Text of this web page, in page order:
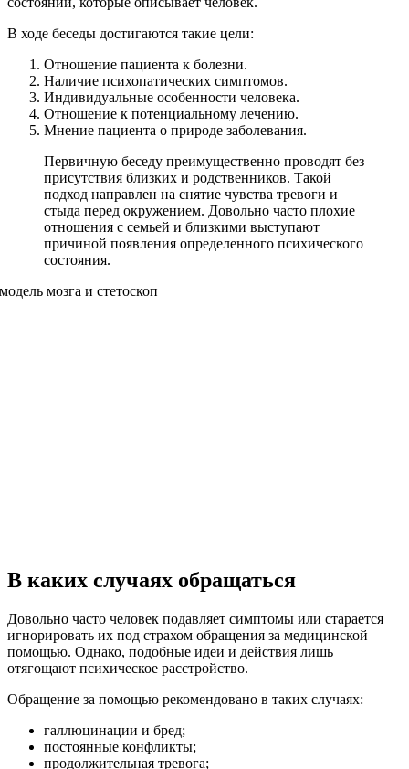
В ходе беседы достигаются такие цели:
Отношение пациента к болезни.
Наличие психопатических симптомов.
Индивидуальные особенности человека.
Отношение к потенциальному лечению.
Мнение пациента о природе заболевания.
Первичную беседу преимущественно проводят без
присутствия близких и родственников. Такой
подход направлен на снятие чувства тревоги и
стыда перед окружением. Довольно часто плохие
отношения с семьей и близкими выступают
причиной появления определенного психического
состояния.
В каких случаях обращаться
Довольно часто человек подавляет симптомы или старается
игнорировать их под страхом обращения за медицинской
помощью. Однако, подобные идеи и действия лишь
отягощают психическое расстройство.
Обращение за помощью рекомендовано в таких случаях:
галлюцинации и бред;
постоянные конфликты;
продолжительная тревога;